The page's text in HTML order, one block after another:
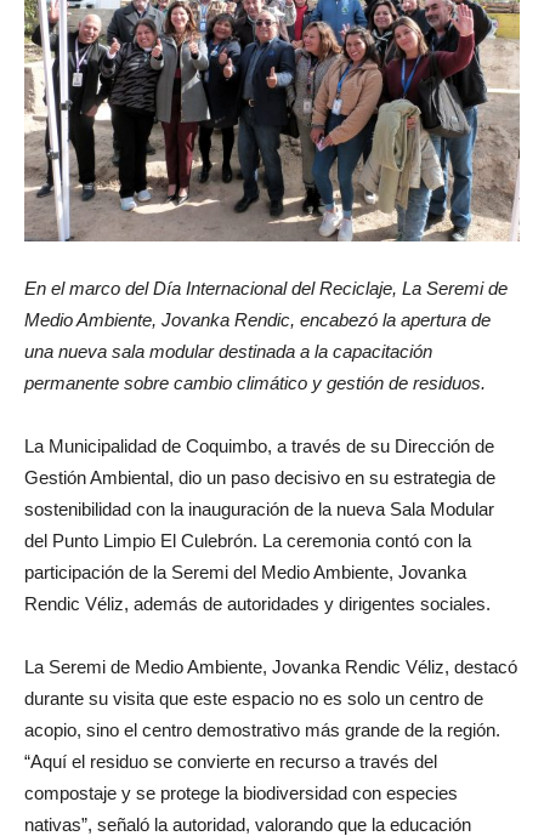
En el marco del Día Internacional del Reciclaje, La Seremi de
Medio Ambiente, Jovanka Rendic, encabezó la apertura de
una nueva sala modular destinada a la capacitación
permanente sobre cambio climático y gestión de residuos.
La Municipalidad de Coquimbo, a través de su Dirección de
Gestión Ambiental, dio un paso decisivo en su estrategia de
sostenibilidad con la inauguración de la nueva Sala Modular
del Punto Limpio El Culebrón. La ceremonia contó con la
participación de la Seremi del Medio Ambiente, Jovanka
Rendic Véliz, además de autoridades y dirigentes sociales.
La Seremi de Medio Ambiente, Jovanka Rendic Véliz, destacó
durante su visita que este espacio no es solo un centro de
acopio, sino el centro demostrativo más grande de la región.
“Aquí el residuo se convierte en recurso a través del
compostaje y se protege la biodiversidad con especies
nativas”, señaló la autoridad, valorando que la educación